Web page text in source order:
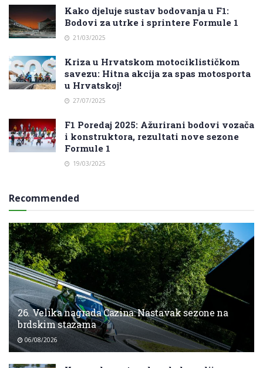
Kako djeluje sustav bodovanja u F1:
Bodovi za utrke i sprintere Formule 1
21/03/2025
Kriza u Hrvatskom motociklističkom
savezu: Hitna akcija za spas motosporta
u Hrvatskoj!
27/07/2025
F1 Poredaj 2025: Ažurirani bodovi vozača
i konstruktora, rezultati nove sezone
Formule 1
19/03/2025
Recommended
26. Velika nagrada Cazina: Nastavak sezone na
brdskim stazama
06/08/2026